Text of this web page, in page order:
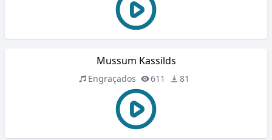
Mussum Kassilds
Engraçados 611 81